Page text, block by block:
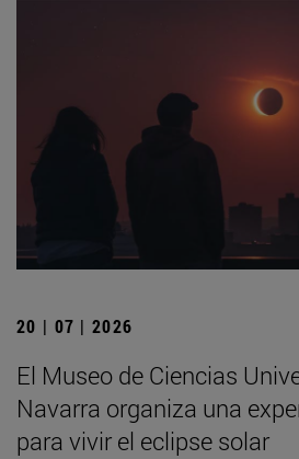
20 | 07 | 2026
El Museo de Ciencias
Navarra organiza una
para vivir el eclipse solar